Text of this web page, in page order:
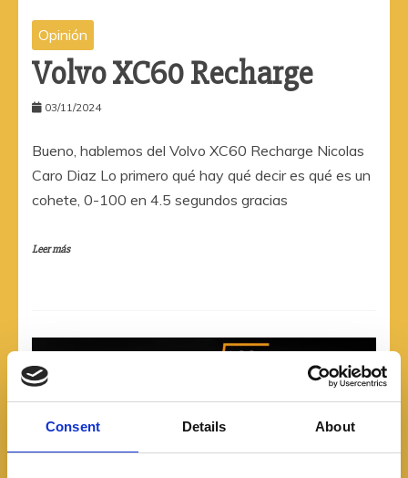
Consent Details About
Opinión
Volvo XC60 Recharge
03/11/2024
Bueno, hablemos del Volvo XC60 Recharge Nicolas
Caro Diaz Lo primero qué hay qué decir es qué es un
cohete, 0-100 en 4.5 segundos gracias
Leer más